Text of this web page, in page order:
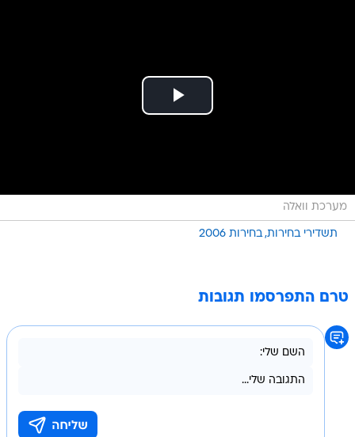
מערכת וואלה
תשדירי בחירות בחירות 2006
טרם התפרסמו תגובות